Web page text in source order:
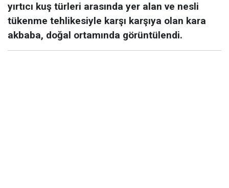
yırtıcı kuş türleri arasında yer alan ve nesli
tükenme tehlikesiyle karşı karşıya olan kara
akbaba, doğal ortamında görüntülendi.